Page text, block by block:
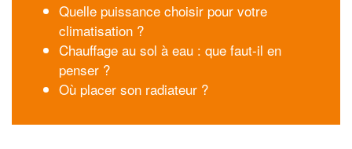
Quelle puissance choisir pour votre
climatisation ?
Chauffage au sol à eau : que faut-il en
penser ?
Où placer son radiateur ?